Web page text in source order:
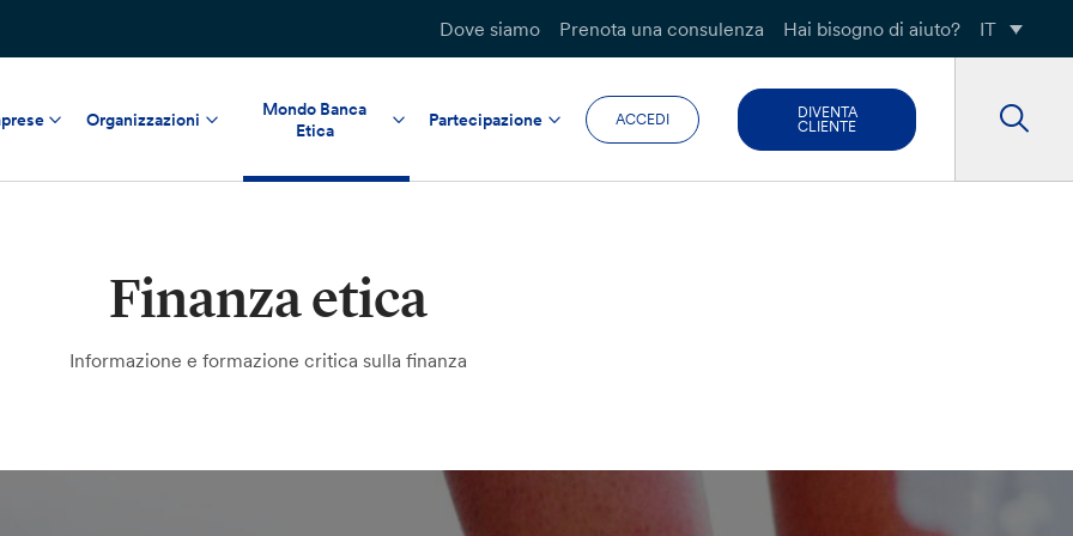
Dove siamo Prenota una consulenza Hai bisogno di aiuto? IT
Organizzazioni
Mondo Banca
Etica
Partecipazione ACCEDI
DIVENTA
CLIENTE
Finanza etica
Informazione e formazione critica sulla finanza